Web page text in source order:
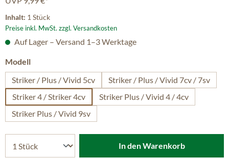
Inhalt: 1 Stück
Preise inkl. MwSt. zzgl. Versandkosten
Auf Lager – Versand 1–3 Werktage
Modellauswählen
Striker / Plus / Vivid 5cv
Striker / Plus / Vivid 7cv / 7sv
Striker 4 / Striker 4cv
Striker Plus / Vivid 4 / 4cv
Striker Plus / Vivid 9sv
In den Warenkorb